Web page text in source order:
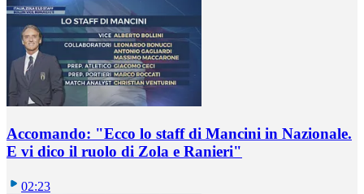
Accomando: "Ecco lo staff di Mancini in Nazionale.
E vi dico il ruolo di Zola e Ranieri"
02:23